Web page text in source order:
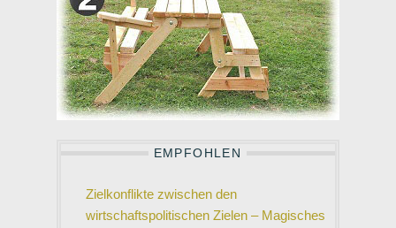
EMPFOHLEN
Zielkonflikte zwischen den
wirtschaftspolitischen Zielen – Magisches